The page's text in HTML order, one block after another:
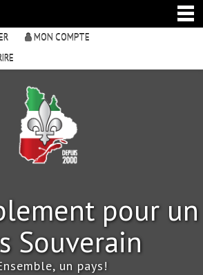
MON COMPTE
pour un
Souverain
un pays!